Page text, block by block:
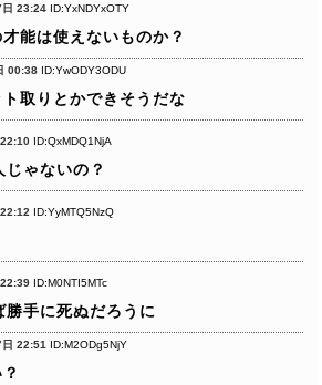
23:24 ID:YxNDYxOTY
能は使えないものか？
00:38 ID:YwODY3ODU
取りとかできそうだな
ID:QxMDQ1NjA
ゃないの？
ID:YyMTQ5NzQ
ID:M0NTI5MTc
手に死ぬだろうに
22:51 ID:M2ODg5NjY